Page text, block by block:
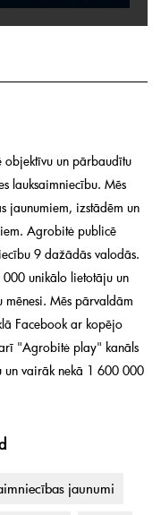
un pārbaudītu
lauksaimniecību. Mēs
jaunumiem, izstādēm un
Agrobitė publicē
9 dažādās valodās.
unikālo lietotāju un
Mēs pārvaldām
Facebook ar kopējo
"Agrobitė play" kanāls
un vairāk nekā 1 600 000
jaunumi